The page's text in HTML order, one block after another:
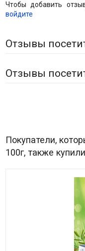
Чтобы добавить
войдите
Отзывы
Отзывы
Покупатели,
100г, также купили